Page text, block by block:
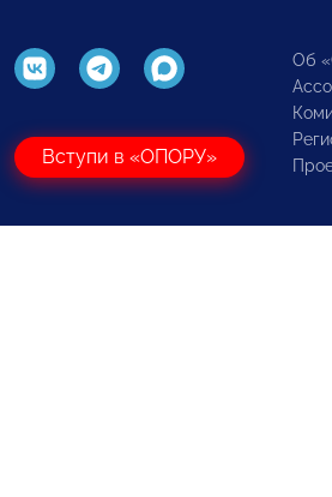
Вступи в «ОПОРУ»
Об